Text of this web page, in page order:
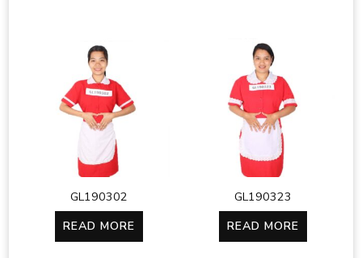
GL190302
READ MORE
GL190323
READ MORE